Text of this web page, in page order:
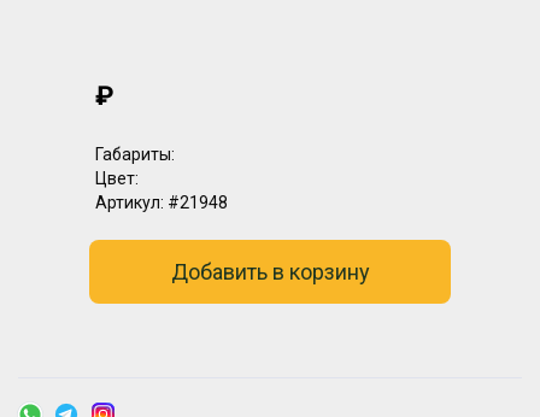
₽
Габариты:
Цвет:
Артикул: #21948
Добавить в корзину